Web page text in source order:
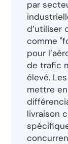
par
d’utiliser
comme
pour
de trafic
élevé.
mettre
livraison